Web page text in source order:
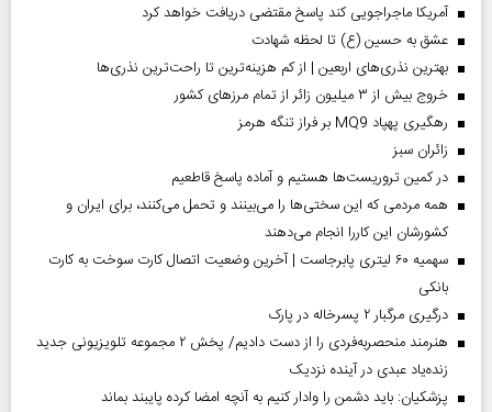
آمریکا ماجراجویی کند پاسخ مقتضی دریافت خواهد کرد
عشق به حسین (ع) تا لحظه شهادت
بهترین نذری‌های اربعین | از کم هزینه‌ترین تا راحت‌ترین نذری‌ها
خروج بیش از ۳ میلیون زائر از تمام مرز‌های کشور
رهگیری پهپاد MQ9 بر فراز تنگه هرمز
‌زائران سبز
در کمین تروریست‌ها هستیم و آماده پاسخ قاطعیم
همه مردمی که این سختی‌ها را می‌بینند و تحمل می‌کنند، برای ایران و
کشورشان این کاررا انجام می‌دهند
سهمیه ۶۰ لیتری پابرجاست | آخرین وضعیت اتصال کارت سوخت به کارت
بانکی
درگیری مرگبار ۲ پسرخاله در پارک
هنرمند منحصر‌به‌فردی را از دست دادیم/ پخش ۲ مجموعه تلویزیونی جدید
زنده‌یاد عبدی در آینده نزدیک
پزشکیان: باید دشمن را وادار کنیم به آنچه امضا کرده پایبند بماند